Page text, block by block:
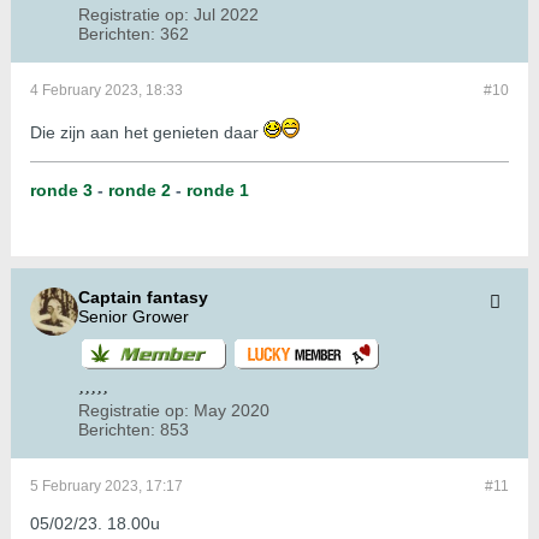
Registratie op: Jul 2022
Berichten: 362
#10
4 February 2023, 18:33
Die zijn aan het genieten daar
ronde 3 - ronde 2 - ronde 1
Captain fantasy
Senior Grower
Registratie op: May 2020
Berichten: 853
#11
5 February 2023, 17:17
05/02/23. 18.00u